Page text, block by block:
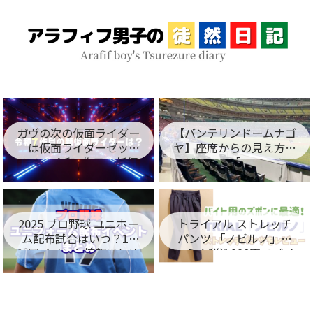
ガヴの次の仮面ライダー
は仮面ライダーゼッ
ツ！？令和7作目の新仮
面ライダー名が判明！
【バンテリンドームナゴ
ヤ】座席からの見え方を
レビュー！「フィールド
シート編」
2025 プロ野球 ユニホー
ム配布試合はいつ？12
球団イベント情報まとめ
トライアル ストレッチ
パンツ 「ノビルノ」口
コミ！税込998円でバイ
ト用のズボンに最適！